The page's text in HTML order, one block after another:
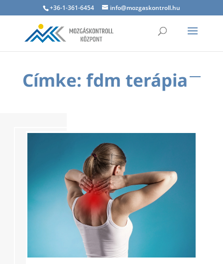
+36-1-361-6454 info@mozgaskontroll.hu
Címke: fdm terápia